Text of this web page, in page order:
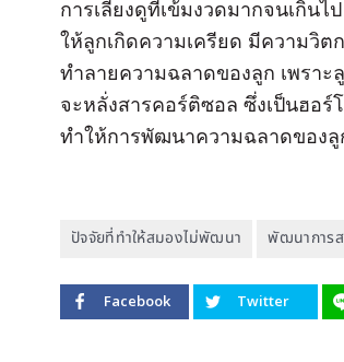
การเลี้ยงดูที่เข้มงวดมากจนเกิน
ให้ลูกเกิดความเครียด มีความวิต
ทำลายความฉลาดของลูก เพราะ
จะหลั่งสารคอร์ติซอล ซึ่งเป็นฮอ
ทำให้การพัฒนาความฉลาดของลู
ปัจจัยที่ทำให้สมองไม่พัฒนา พัฒนาการ
Facebook Twitter